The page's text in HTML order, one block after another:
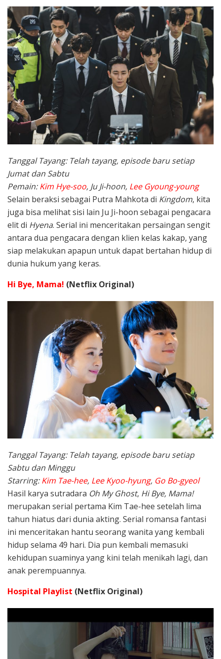
Tanggal Tayang: Telah tayang, episode baru setiap
Jumat dan Sabtu
Pemain:Kim Hye-soo, Ju Ji-hoon, Lee Gyoung-young
Selain beraksi sebagai Putra Mahkota di Kingdom, kita
juga bisa melihat sisi lain Ju Ji-hoon sebagai pengacara
elit di Hyena. Serial ini menceritakan persaingan sengit
antara dua pengacara dengan klien kelas kakap, yang
siap melakukan apapun untuk dapat bertahan hidup di
dunia hukum yang keras.
Hi Bye, Mama! (Netflix Original)
Tanggal Tayang: Telah tayang, episode baru setiap
Sabtu dan Minggu
Starring:Kim Tae-hee, Lee Kyoo-hyung, Go Bo-gyeol
Hasil karya sutradara Oh My Ghost, Hi Bye, Mama!
merupakan serial pertama Kim Tae-hee setelah lima
tahun hiatus dari dunia akting. Serial romansa fantasi
ini menceritakan hantu seorang wanita yang kembali
hidup selama 49 hari. Dia pun kembali memasuki
kehidupan suaminya yang kini telah menikah lagi, dan
anak perempuannya.
Hospital Playlist (Netflix Original)